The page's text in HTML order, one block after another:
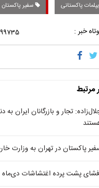
پاکستانی سفیر پاکستان
خبر :
مرتبط
تجار و بازرگانان ایران
پاکستان در تهران به وزارت
پشت پرده اغتشاشات دی‌ماه